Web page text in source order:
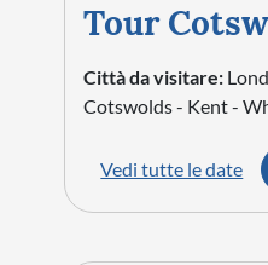
Tour
Città da visitare:
Cotswolds - Kent -
Vedi tutte le date